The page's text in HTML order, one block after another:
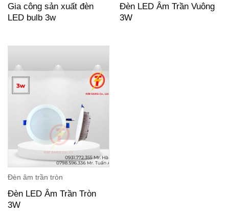
Gia công sản xuất đèn
LED bulb 3w
Đèn LED Âm Trần Vuông
3W
Đèn âm trần tròn
Đèn LED Âm Trần Tròn
3W